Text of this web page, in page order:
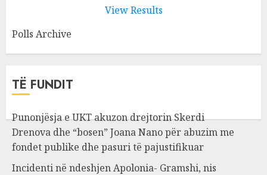
View Results
Polls Archive
TË FUNDIT
Punonjësja e UKT akuzon drejtorin Skerdi
Drenova dhe “bosen” Joana Nano për abuzim me
fondet publike dhe pasuri të pajustifikuar
Incidenti në ndeshjen Apolonia- Gramshi, nis